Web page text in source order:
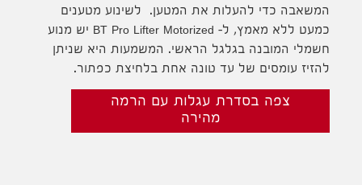
המשאבה כדי להעלות את המטען. לשינוע מטענים
כמעט ללא מאמץ, ל- BT Pro Lifter Motorized יש מנוע
חשמלי המובנה בגלגל הראשי. המשמעות היא שניתן
להזיז עומסים של עד טונה אחת בלחיצת כפתור.
צפה בסדרת עגלות עם הרמה
מהירה